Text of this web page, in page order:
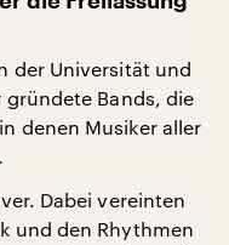
der Universität und
gründete Bands, die
denen Musiker aller
Dabei vereinten
und den Rhythmen